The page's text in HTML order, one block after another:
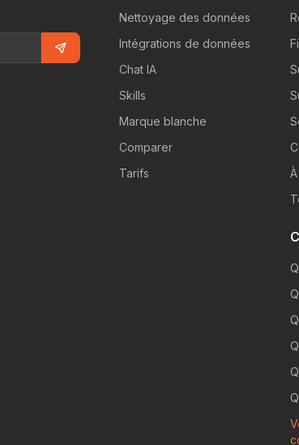
Nettoyage des données
Intégrations de données
Chat IA
Skills
Marque blanche
Comparer
Tarifs